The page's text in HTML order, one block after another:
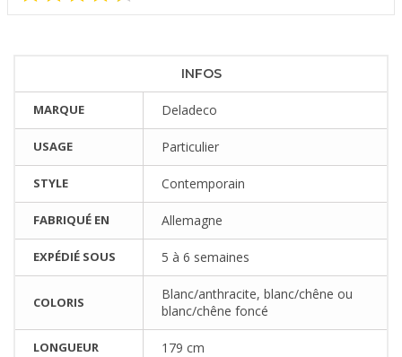
INFOS
MARQUE Deladeco
USAGE Particulier
STYLE Contemporain
FABRIQUÉ EN Allemagne
EXPÉDIÉ SOUS 5 à 6 semaines
COLORIS
Blanc/anthracite, blanc/chêne ou
blanc/chêne foncé
LONGUEUR 179 cm